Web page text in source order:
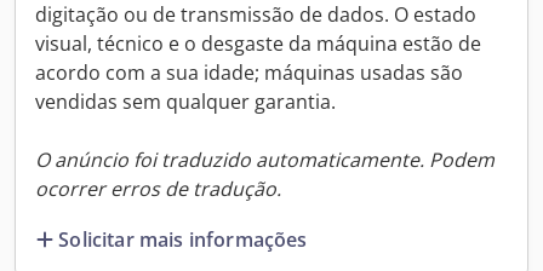
digitação ou de transmissão de dados. O estado
visual, técnico e o desgaste da máquina estão de
acordo com a sua idade; máquinas usadas são
vendidas sem qualquer garantia.
O anúncio foi traduzido automaticamente. Podem
ocorrer erros de tradução.
Solicitar mais informações